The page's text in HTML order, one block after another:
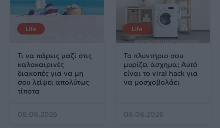
Life
Τι να πάρεις μαζί στις
καλοκαιρινές
διακοπές για να μη
σου λείψει απολύτως
τίποτα
08.08.2026
Life
Το πλυντήριο σου
μυρίζει άσχημα; Αυτό
είναι το viral hack για
να μοσχοβολάει
08.08.2026